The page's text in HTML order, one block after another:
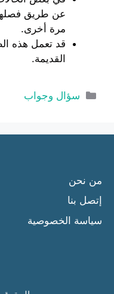
عن طريق
مرة أخرى.
قد تعمل هذه
القديمة.
التصنيفات
سؤال وجواب
من نحن
إتصل بنا
سياسة الخصوصية